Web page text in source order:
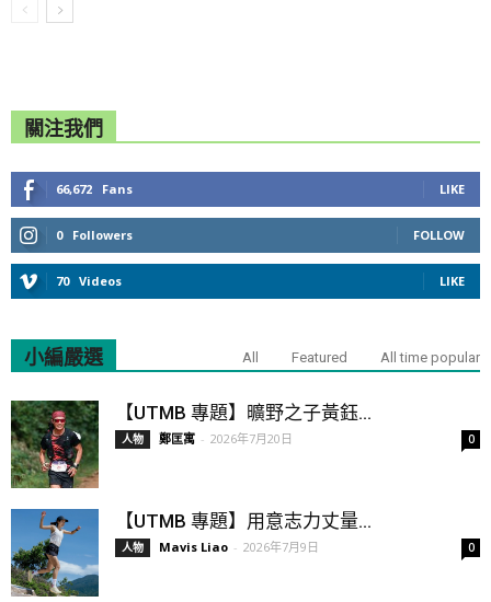
關注我們
66,672 Fans LIKE
0 Followers FOLLOW
70 Videos LIKE
小編嚴選 All Featured All time popular
【UTMB 專題】曠野之子黃鈺...
人物 鄭匡寓 - 2026年7月20日 0
【UTMB 專題】用意志力丈量...
人物 Mavis Liao - 2026年7月9日 0